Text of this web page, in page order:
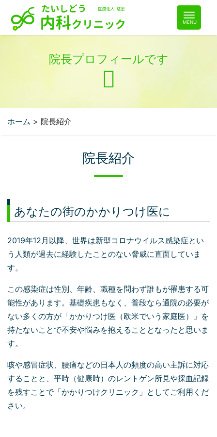
院長プロフィールです
ホーム > 院長紹介
院長紹介
あなたの街のかかりつけ医に
2019年12月以降、世界は新型コロナウイルス感染症とい
う人類が過去に経験したことのない脅威に直面していま
す。
この感染症は性別、年齢、職種を問わず誰もが罹患する可
能性があります。基礎疾患もなく、普段なら通院の必要が
ない多くの方が「かかりつけ医（欧米でいう家庭医）」を
持たないことで不安や悩みを抱えることとなったと思いま
す。
咳や感冒症状、腰痛などの日本人の頻度の高い主訴に対応
することと、平時（健康時）のレントゲン所見や採血記録
を残すことで「かかりつけクリニック」としてご利用くだ
さい。